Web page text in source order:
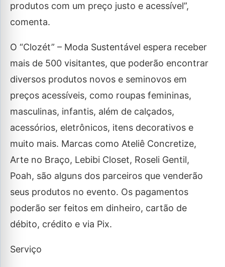
produtos com um preço justo e acessível”,
comenta.
O “Clozét” – Moda Sustentável espera receber
mais de 500 visitantes, que poderão encontrar
diversos produtos novos e seminovos em
preços acessíveis, como roupas femininas,
masculinas, infantis, além de calçados,
acessórios, eletrônicos, itens decorativos e
muito mais. Marcas como Ateliê Concretize,
Arte no Braço, Lebibi Closet, Roseli Gentil,
Poah, são alguns dos parceiros que venderão
seus produtos no evento. Os pagamentos
poderão ser feitos em dinheiro, cartão de
débito, crédito e via Pix.
Serviço